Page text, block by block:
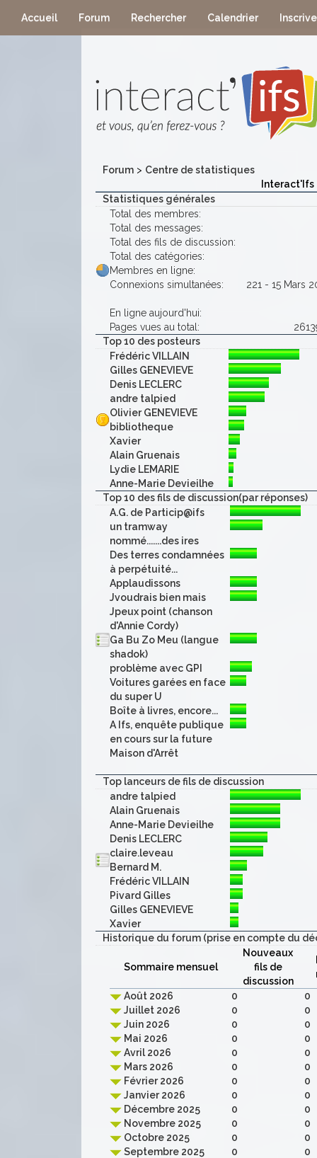
Accueil Forum Rechercher Calendrier
Forum > Centre de statistiques
Statistiques générales
Total des membres:
Total des messages:
Total des fils de discussion:
Total des catégories:
Membres en ligne:
Connexions simultanées:
221 - 15 Mars
En ligne aujourd'hui:
Pages vues au total:
Top 10 des posteurs
Frédéric VILLAIN
Gilles GENEVIEVE
Denis LECLERC
andre talpied
Olivier GENEVIEVE
bibliotheque
Xavier
Alain Gruenais
Lydie LEMARIE
Anne-Marie Devieilhe
Top 10 des fils de discussion(par réponses)
A.G. de Particip@ifs
un tramway
nommé.......des ires
Des terres condamnées
à perpétuité...
Applaudissons
Jvoudrais bien mais
Jpeux point (chanson
d'Annie Cordy)
Ga Bu Zo Meu (langue
shadok)
problème avec GPI
Voitures garées en face
du super U
Boîte à livres, encore...
A Ifs, enquête publique
en cours sur la future
Maison d'Arrêt
Top lanceurs de fils de discussion
andre talpied
Alain Gruenais
Anne-Marie Devieilhe
Denis LECLERC
claire.leveau
Bernard M.
Frédéric VILLAIN
Pivard Gilles
Gilles GENEVIEVE
Xavier
Historique du forum (prise en compte du
Sommaire mensuel
Nouveaux
fils de
discussion
Août 2026
0
0
Juillet 2026
0
0
Juin 2026
0
0
Mai 2026
0
0
Avril 2026
0
0
Mars 2026
0
0
Février 2026
0
0
Janvier 2026
0
0
Décembre 2025
0
0
Novembre 2025
0
0
Octobre 2025
0
0
Septembre 2025
0
0